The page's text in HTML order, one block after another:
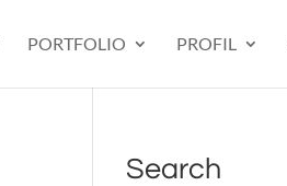
PORTFOLIO PROFIL
Search